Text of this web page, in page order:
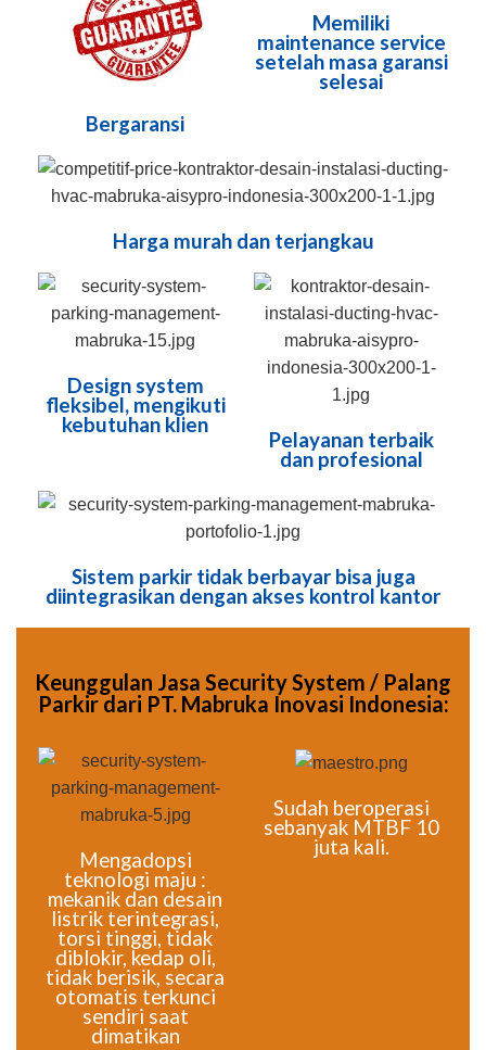
Bergaransi
Memiliki
maintenance service
setelah masa garansi
selesai
Harga murah dan terjangkau
Design system
fleksibel, mengikuti
kebutuhan klien
Pelayanan terbaik
dan profesional
Sistem parkir tidak berbayar bisa juga
diintegrasikan dengan akses kontrol kantor
Keunggulan Jasa Security System / Palang
Parkir dari PT. Mabruka Inovasi Indonesia:
Mengadopsi
teknologi maju :
mekanik dan desain
listrik terintegrasi,
torsi tinggi, tidak
diblokir, kedap oli,
tidak berisik, secara
otomatis terkunci
sendiri saat
dimatikan
Sudah beroperasi
sebanyak MTBF 10
juta kali.